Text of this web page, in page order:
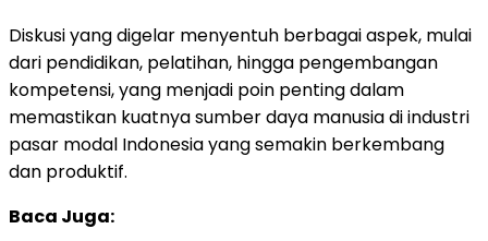
Diskusi yang digelar menyentuh berbagai aspek, mulai
dari pendidikan, pelatihan, hingga pengembangan
kompetensi, yang menjadi poin penting dalam
memastikan kuatnya sumber daya manusia di industri
pasar modal Indonesia yang semakin berkembang
dan produktif.
Baca Juga: